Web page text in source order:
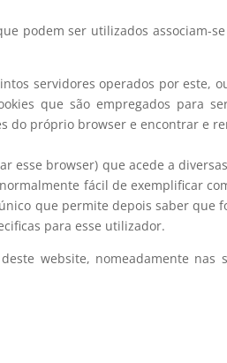
podem ser utilizados associam-
servidores operados por este,
que são empregados para
do próprio browser e encontrar e
esse browser) que acede a
fácil de exemplificar
que permite depois saber que
para esse utilizador.
website, nomeadamente nas